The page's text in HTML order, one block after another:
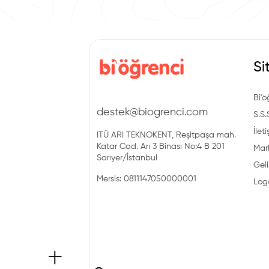
destek@biogrenci.com
ITÜ ARI TEKNOKENT, Reşitpaşa mah.
Katar Cad. Arı 3 Binası No:4 B 201
Sarıyer/İstanbul
Mersis: 0811147050000001